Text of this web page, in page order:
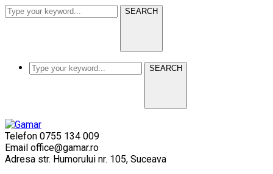
SEARCH
SEARCH
Telefon 0755 134 009
Email office@gamar.ro
Adresa str. Humorului nr. 105, Suceava